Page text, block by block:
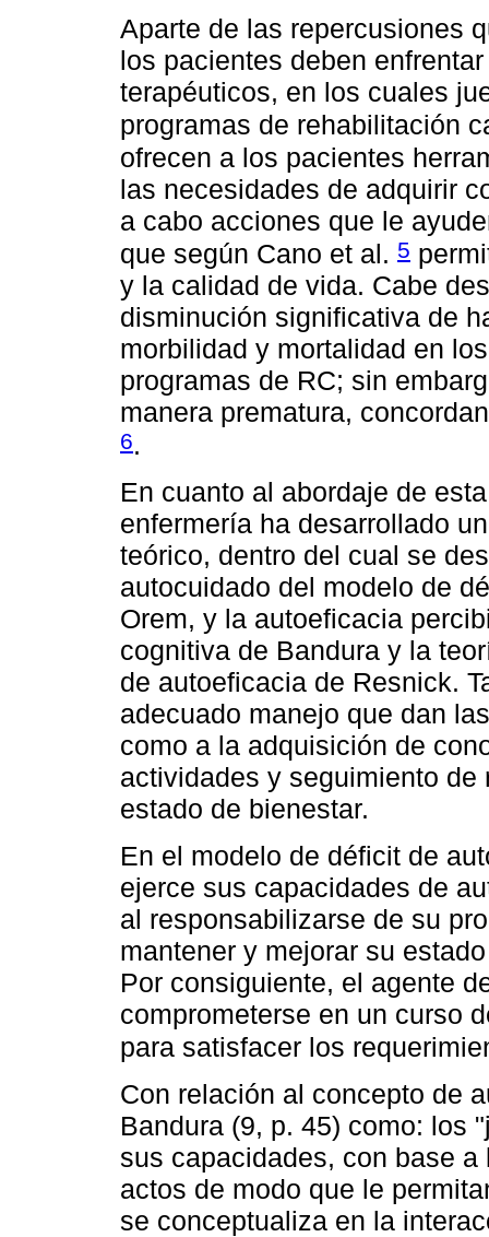
Aparte de las repercusiones
los pacientes deben
terapéuticos, en los cuales
programas de rehabilitación
ofrecen a los pacientes
las necesidades de adquirir
a cabo acciones que le
que según Cano et al. 5
y la calidad de vida. Cabe
disminución significativa de
morbilidad y mortalidad en
programas de RC; sin
manera prematura,
6.
En cuanto al abordaje de
enfermería ha desarrollado
teórico, dentro del cual se
autocuidado del modelo de
Orem, y la autoeficacia
cognitiva de Bandura y la
de autoeficacia de Resnick.
adecuado manejo que dan
como a la adquisición de
actividades y seguimiento
estado de bienestar.
En el modelo de déficit de
ejerce sus capacidades de
al responsabilizarse de su
mantener y mejorar su
Por consiguiente, el agente
comprometerse en un curso
para satisfacer los
Con relación al concepto de
Bandura (9, p. 45) como: los
sus capacidades, con base
actos de modo que le
se conceptualiza en la